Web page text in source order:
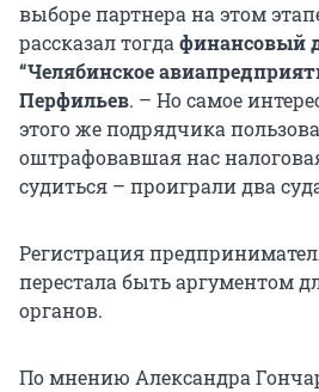
выборе партнера на этом
рассказал тогда финансовый
“Челябинское
Перфильев. – Но самое
этого же подрядчика
оштрафовавшая нас
судиться – проиграли два
Регистрация
перестала быть аргументом
органов.
По мнению Александра